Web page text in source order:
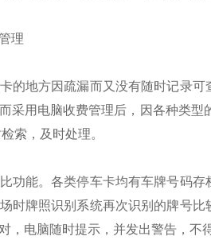
理
地方因疏漏而又没有随时记录可
采用电脑收费管理后，因各种类
索，及时处理。
能。各类停车卡均有车牌号码存
时牌照识别系统再次识别的牌号
，电脑随时提示，并发出警告，不